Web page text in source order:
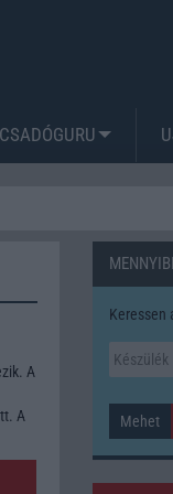
A
A
Keressen